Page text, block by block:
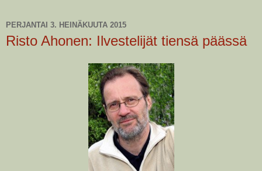
PERJANTAI 3. HEINÄKUUTA 2015
Risto Ahonen: Ilvestelijät tiensä päässä